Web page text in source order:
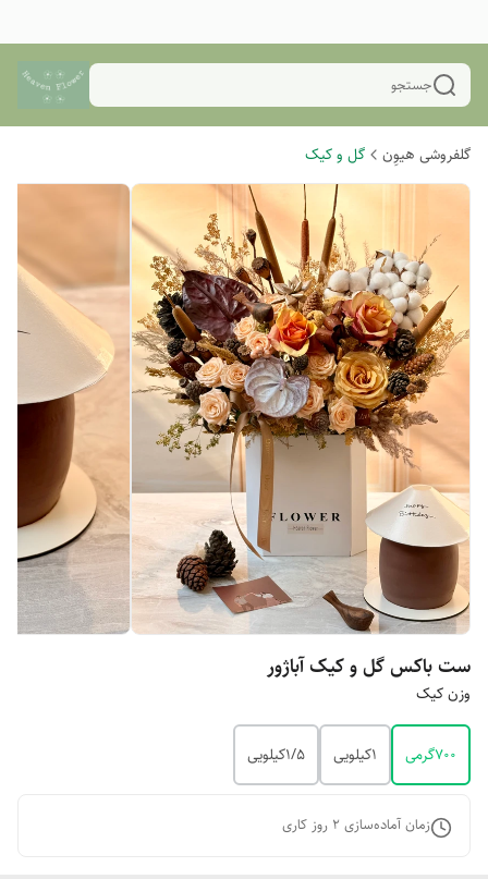
جستجو
گلفروشی هیوِن گل و کیک
ست باکس گل و کیک آباژور
وزن کیک
۷۰۰گرمی ۱کیلویی ۱/۵کیلویی
زمان آماده‌سازی 2 روز کاری